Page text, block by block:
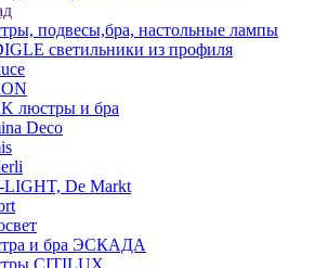
подвесы,бра, настольные лампы
светильники из профиля
люстры и бра
Deco
LIGHT, De Markt
и бра ЭСКАДА